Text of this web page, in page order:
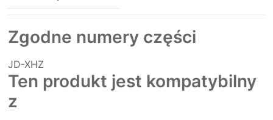
Zgodne numery części
JD-XHZ
Ten produkt jest kompatybilny
z